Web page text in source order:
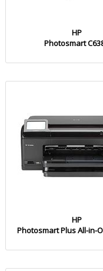
HP
Photosmart
HP
Photosmart Plus All-in-